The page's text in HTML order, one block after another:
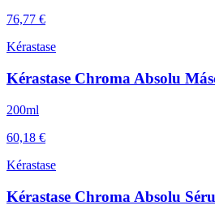
76,77 €
Kérastase
Kérastase Chroma Absolu
200ml
60,18 €
Kérastase
Kérastase Chroma Absolu